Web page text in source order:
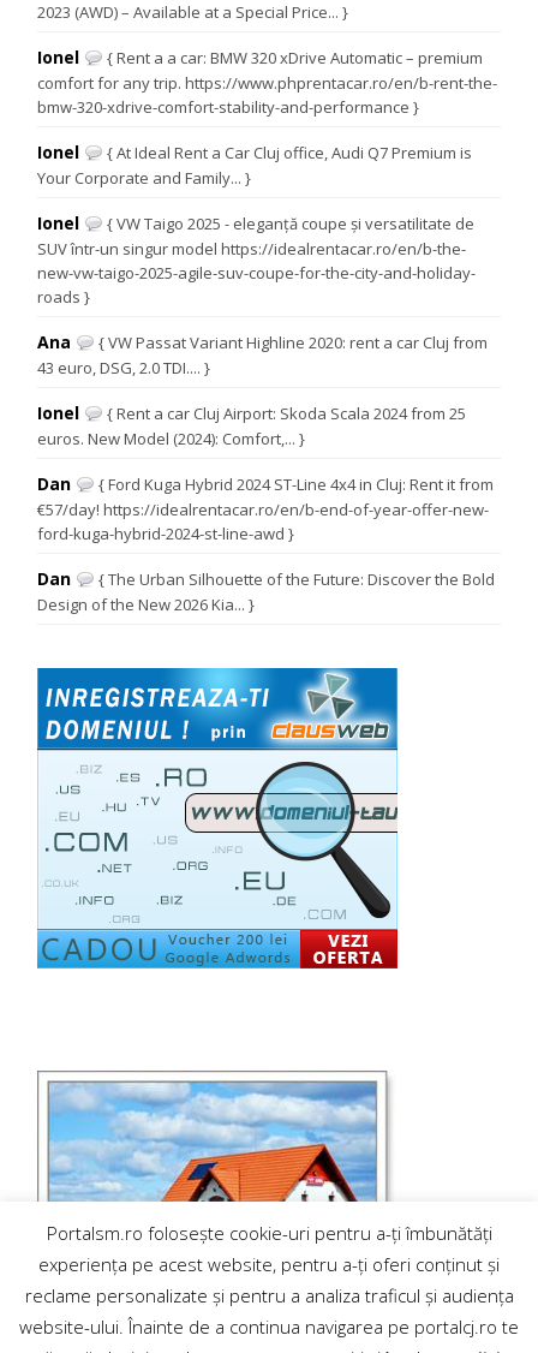
2023 (AWD) – Available at a Special Price... }
Ionel
{ Rent a a car: BMW 320 xDrive Automatic – premium
comfort for any trip. https://www.phprentacar.ro/en/b-rent-the-
bmw-320-xdrive-comfort-stability-and-performance }
Ionel
{ At Ideal Rent a Car Cluj office, Audi Q7 Premium is
Your Corporate and Family... }
Ionel
{ VW Taigo 2025 - eleganță coupe și versatilitate de
SUV într-un singur model https://idealrentacar.ro/en/b-the-
new-vw-taigo-2025-agile-suv-coupe-for-the-city-and-holiday-
roads }
Ana
{ VW Passat Variant Highline 2020: rent a car Cluj from
43 euro, DSG, 2.0 TDI.... }
Ionel
{ Rent a car Cluj Airport: Skoda Scala 2024 from 25
euros. New Model (2024): Comfort,... }
Dan
{ Ford Kuga Hybrid 2024 ST-Line 4x4 in Cluj: Rent it from
€57/day! https://idealrentacar.ro/en/b-end-of-year-offer-new-
ford-kuga-hybrid-2024-st-line-awd }
Dan
{ The Urban Silhouette of the Future: Discover the Bold
Design of the New 2026 Kia... }
Portalsm.ro folosește cookie-uri pentru a-ți îmbunătăți
experiența pe acest website, pentru a-ți oferi conținut și
reclame personalizate și pentru a analiza traficul și audiența
website-ului. Înainte de a continua navigarea pe portalcj.ro te